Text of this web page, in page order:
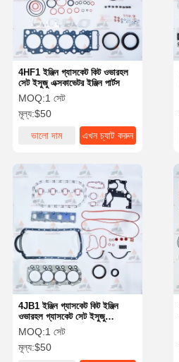
4HF1 ইঞ্জিন গ্যাসকেট কিট ওভারহল
সেট ইসুজু এক্সকাভেটর ইঞ্জিন পার্টস
MOQ:1 সেট
মূল্য:$50
ভালো দাম
এখন চ্যাট করুন
4JB1 ইঞ্জিন গ্যাসকেট কিট ইঞ্জিন
ওভারহল গ্যাসকেট সেট ইসুজু
এক্সকাভেটর ইঞ্জিন পার্টস
MOQ:1 সেট
মূল্য:$50